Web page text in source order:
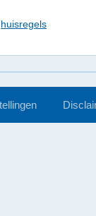
huisregels